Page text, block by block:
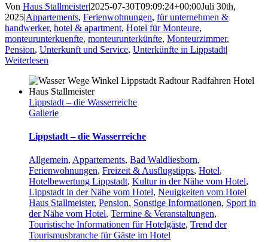
Von Haus Stallmeister|2025-07-30T09:09:24+00:00Juli 30th,
2025|Appartements, Ferienwohnungen, für unternehmen &
handwerker, hotel & apartment, Hotel für Monteure,
monteurunterkuenfte, monteurunterkünfte, Monteurzimmer,
Pension, Unterkunft und Service, Unterkünfte in Lippstadt|
Weiterlesen
Lippstadt – die Wasserreiche
Gallerie
Lippstadt – die Wasserreiche
Allgemein, Appartements, Bad Waldliesborn,
Ferienwohnungen, Freizeit & Ausflugstipps, Hotel,
Hotelbewertung Lippstadt, Kultur in der Nähe vom Hotel,
Lippstadt in der Nähe vom Hotel, Neuigkeiten vom Hotel
Haus Stallmeister, Pension, Sonstige Informationen, Sport in
der Nähe vom Hotel, Termine & Veranstaltungen,
Touristische Informationen für Hotelgäste, Trend der
Tourismusbranche für Gäste im Hotel